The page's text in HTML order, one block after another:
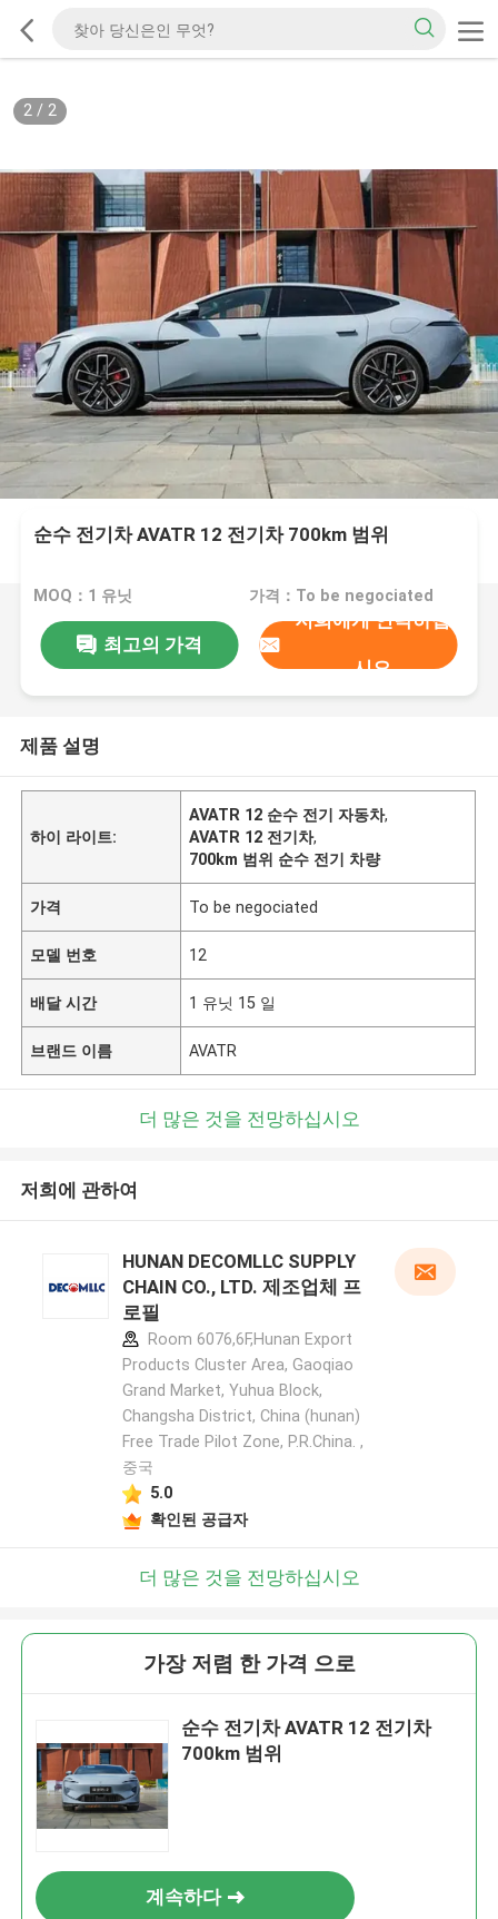
2/ 2
순수 전기차 AVATR 12 전기차 700km 범위
MOQ：1 유닛 가격：To be negociated
최고의 가격
저희에게 연락하십
시오
제품 설명
하이 라이트:
AVATR 12 순수 전기 자동차,
AVATR 12 전기차,
700km 범위 순수 전기 차량
가격 To be negociated
모델 번호 12
배달 시간 1 유닛 15 일
브랜드 이름 AVATR
더 많은 것을 전망하십시오
저희에 관하여
HUNAN DECOMLLC SUPPLY
CHAIN CO., LTD. 제조업체 프
로필
Room 6076,6F,Hunan Export
Products Cluster Area, Gaoqiao
Grand Market, Yuhua Block,
Changsha District, China (hunan)
Free Trade Pilot Zone, P.R.China. ,
중국
5.0
확인된 공급자
더 많은 것을 전망하십시오
가장 저렴 한 가격 으로
순수 전기차 AVATR 12 전기차
700km 범위
계속하다